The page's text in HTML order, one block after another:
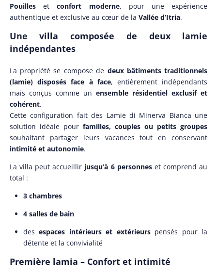
Pouillesetconfort moderne, pour une expérience
authentique et exclusive au cœur de la Vallée d’Itria.
Une villa composée de deux lamie
indépendantes
La propriété se compose de deux bâtiments traditionnels
(lamie) disposés face à face, entièrement indépendants
mais conçus comme unensemble résidentiel exclusif et
cohérent.
Cette configuration fait des Lamie di Minerva Bianca une
solution idéale pour familles, couples ou petits groupes
souhaitant partager leurs vacances tout en conservant
intimité et autonomie.
La villa peut accueillir jusqu’à 6 personneset comprend au
total :
3 chambres
4 salles de bain
desespaces intérieurs et extérieurspensés pour la
détente et la convivialité
Première lamia – Confort et intimité